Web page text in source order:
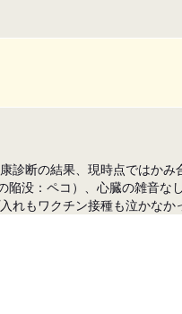
断の結果、現時点ではかみ
陥没：ペコ）、心臓の雑音な
れもワクチン接種も泣かな